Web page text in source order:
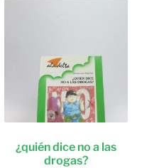
¿quién dice no a las
drogas?